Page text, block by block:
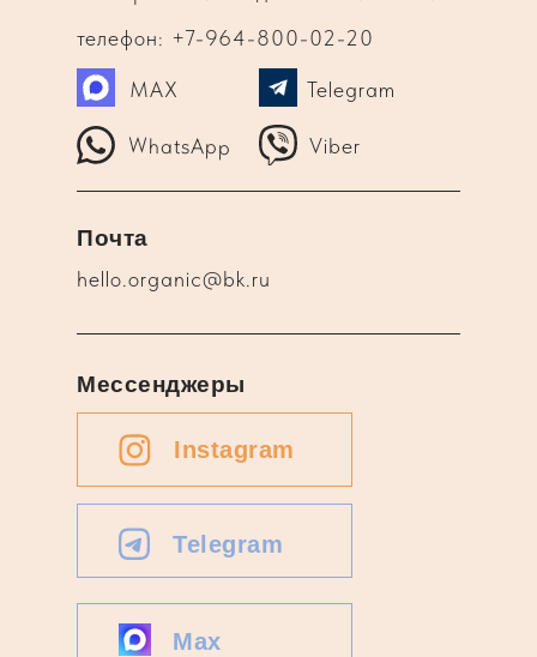
телефон: +7-964-800-02-20
WhatsApp Viber
Telegram
MAX
hello.organic@bk.ru
Почта
Instagram
Telegram
Max
Мессенджеры